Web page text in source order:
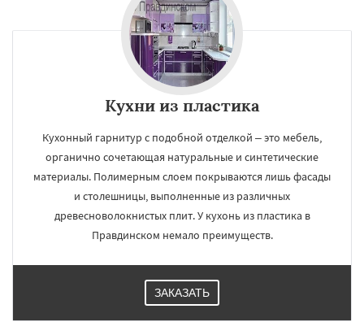
Кухни из пластика
Кухонный гарнитур с подобной отделкой – это мебель,
органично сочетающая натуральные и синтетические
материалы. Полимерным слоем покрываются лишь фасады
и столешницы, выполненные из различных
древесноволокнистых плит. У кухонь из пластика в
Правдинском немало преимуществ.
ЗАКАЗАТЬ